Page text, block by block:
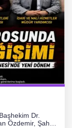
Dr.
Özdemir, Şahin